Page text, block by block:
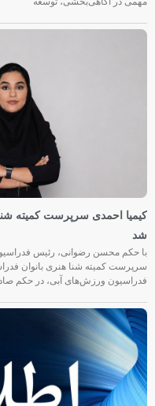
کیمیا احمدی سرپرست کمیته
شد
با حکم محسن رضوانی، رئیس
سرپرست کمیته شنا هنری بانوان
فدراسیون ورزش‌های آبی، در حکم